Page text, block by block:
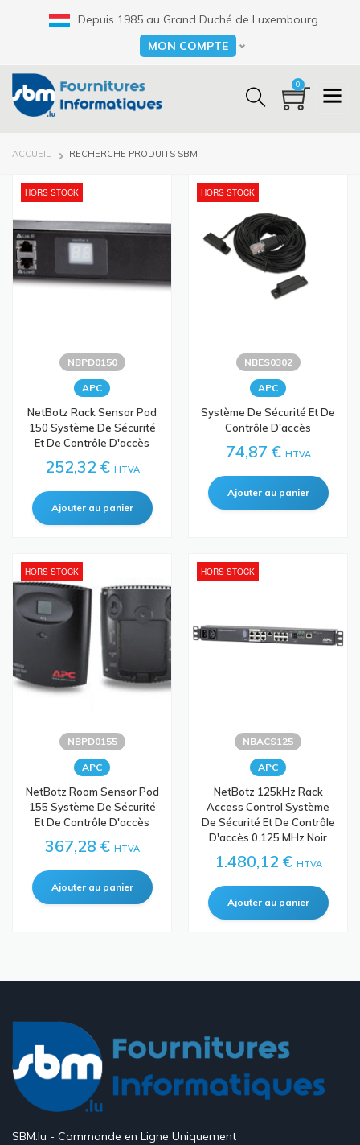
Depuis 1985 au Grand Duché de Luxembourg
Select your language
MON COMPTE
0
FIL
ACCUEIL RECHERCHE PRODUITS SBM
HORS STOCK
NBPD0150
APC
NetBotz Rack Sensor Pod
150 Système De Sécurité
Et De Contrôle D'accès
252,32 € HTVA
HORS STOCK
NBES0302
APC
Système De Sécurité Et De
Contrôle D'accès
74,87 € HTVA
HORS STOCK
NBPD0155
APC
NetBotz Room Sensor Pod
155 Système De Sécurité
Et De Contrôle D'accès
367,28 € HTVA
HORS STOCK
NBACS125
APC
NetBotz 125kHz Rack
Access Control Système
De Sécurité Et De Contrôle
D'accès 0.125 MHz Noir
1.480,12 € HTVA
SBM.lu - Commande en Ligne Uniquement